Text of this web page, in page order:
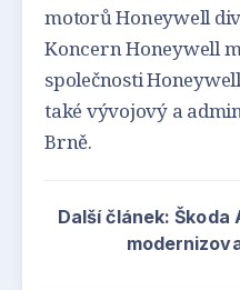
motorů Honeywell
Koncern Honeywell
společnosti
také vývojový a
Brně.
Další článek: